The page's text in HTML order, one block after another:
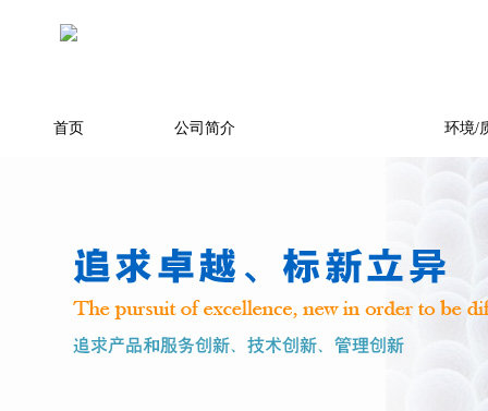
首页 公司简介 环境/